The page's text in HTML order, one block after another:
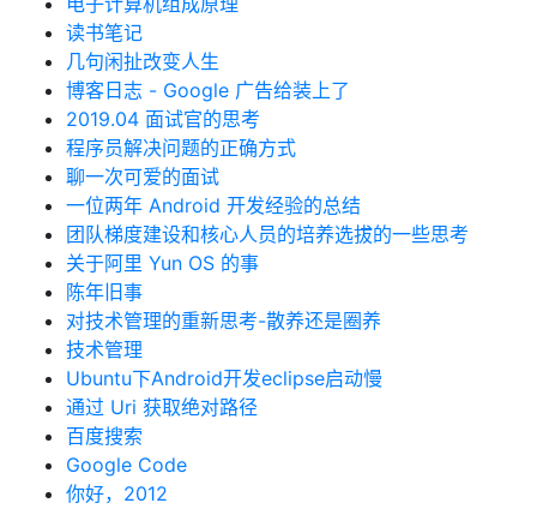
读书笔记
几句闲扯改变人生
博客日志 - Google 广告给装上了
2019.04 面试官的思考
程序员解决问题的正确方式
聊一次可爱的面试
一位两年 Android 开发经验的总结
团队梯度建设和核心人员的培养选拔的一些思考
关于阿里 Yun OS 的事
陈年旧事
对技术管理的重新思考-散养还是圈养
技术管理
Ubuntu下Android开发eclipse启动慢
通过 Uri 获取绝对路径
百度搜索
Google Code
你好，2012